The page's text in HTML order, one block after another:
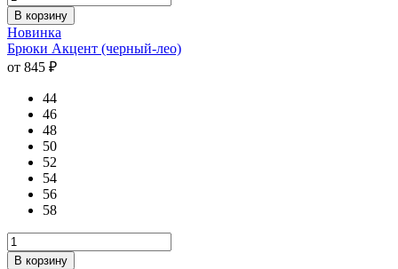
В корзину
Новинка
Брюки Акцент (черный-лео)
от 845 ₽
44
46
48
50
52
54
56
58
В корзину